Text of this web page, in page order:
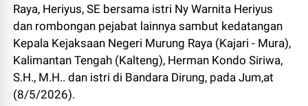
Raya, Heriyus, SE bersama istri Ny Warnita Heriyus
dan rombongan pejabat lainnya sambut kedatangan
Kepala Kejaksaan Negeri Murung Raya (Kajari - Mura),
Kalimantan Tengah (Kalteng), Herman Kondo Siriwa,
S.H., M.H.. dan istri di Bandara Dirung, pada Jum,at
(8/5/2026).